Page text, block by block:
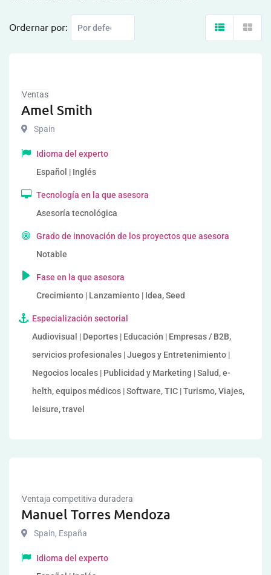
Ordernar por:
Ventas
Amel Smith
Spain
Idioma del experto
Español | Inglés
Tecnología en la que asesora
Asesoría tecnológica
Grado de innovación de los proyectos que asesora
Notable
Fase en la que asesora
Crecimiento | Lanzamiento | Idea, Seed
Especialización sectorial
Audiovisual | Deportes | Educación | Empresas / B2B,
servicios profesionales | Juegos y Entretenimiento |
Negocios locales | Publicidad y Marketing | Salud, e-
helth, equipos médicos | Software, TIC | Turismo, Viajes,
leisure, travel
Ventaja competitiva duradera
Manuel Torres Mendoza
Spain, España
Idioma del experto